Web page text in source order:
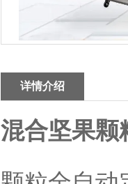
详情介绍
混合坚果颗